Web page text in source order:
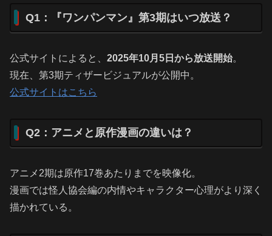
Q1：『ワンパンマン』第3期はいつ放送？
公式サイトによると、 2025年10月5日から放送開始。
現在、第3期ティザービジュアルが公開中。
公式サイトはこちら
Q2：アニメと原作漫画の違いは？
アニメ2期は原作17巻あたりまでを映像化。
漫画では怪人協会編の内情やキャラクター心理がより深く
描かれている。